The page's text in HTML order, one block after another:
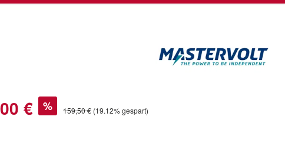
€ % Regulärer Preis:
159,50 € (19.12% gespart)